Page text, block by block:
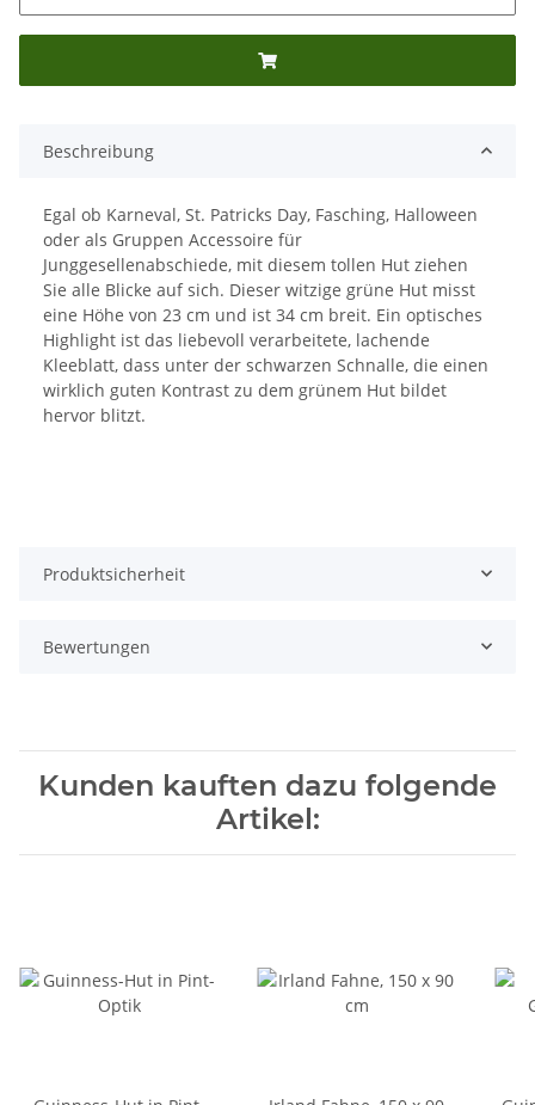
Beschreibung
Egal ob Karneval, St. Patricks Day, Fasching, Halloween
oder als Gruppen Accessoire für
Junggesellenabschiede, mit diesem tollen Hut ziehen
Sie alle Blicke auf sich. Dieser witzige grüne Hut misst
eine Höhe von 23 cm und ist 34 cm breit. Ein optisches
Highlight ist das liebevoll verarbeitete, lachende
Kleeblatt, dass unter der schwarzen Schnalle, die einen
wirklich guten Kontrast zu dem grünem Hut bildet
hervor blitzt.
Produktsicherheit
Bewertungen
Kunden kauften dazu folgende
Artikel: